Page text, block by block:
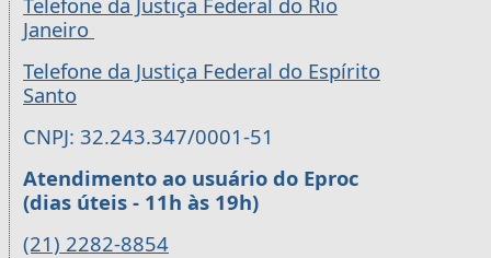
Janeiro
Telefone da Justiça Federal do Espírito
Santo
CNPJ: 32.243.347/0001-51
Atendimento ao usuário do Eproc
(dias úteis - 11h às 19h)
(21) 2282-8854